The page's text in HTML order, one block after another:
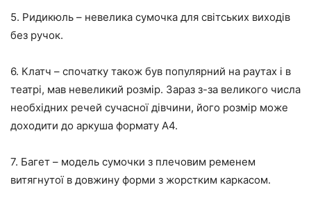
5. Ридикюль – невелика сумочка для світських виходів
без ручок.
6. Клатч – спочатку також був популярний на раутах і в
театрі, мав невеликий розмір. Зараз з-за великого числа
необхідних речей сучасної дівчини, його розмір може
доходити до аркуша формату А4.
7. Багет – модель сумочки з плечовим ременем
витягнутої в довжину форми з жорстким каркасом.